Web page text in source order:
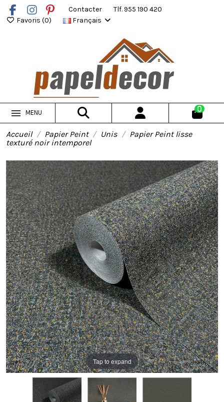
Contacter
Tlf. 955 190 420
Favoris (0) Français
MENU 0
Accueil Papier Peint Unis
Papier Peint lisse
texturé noir intemporel
Tap to expand